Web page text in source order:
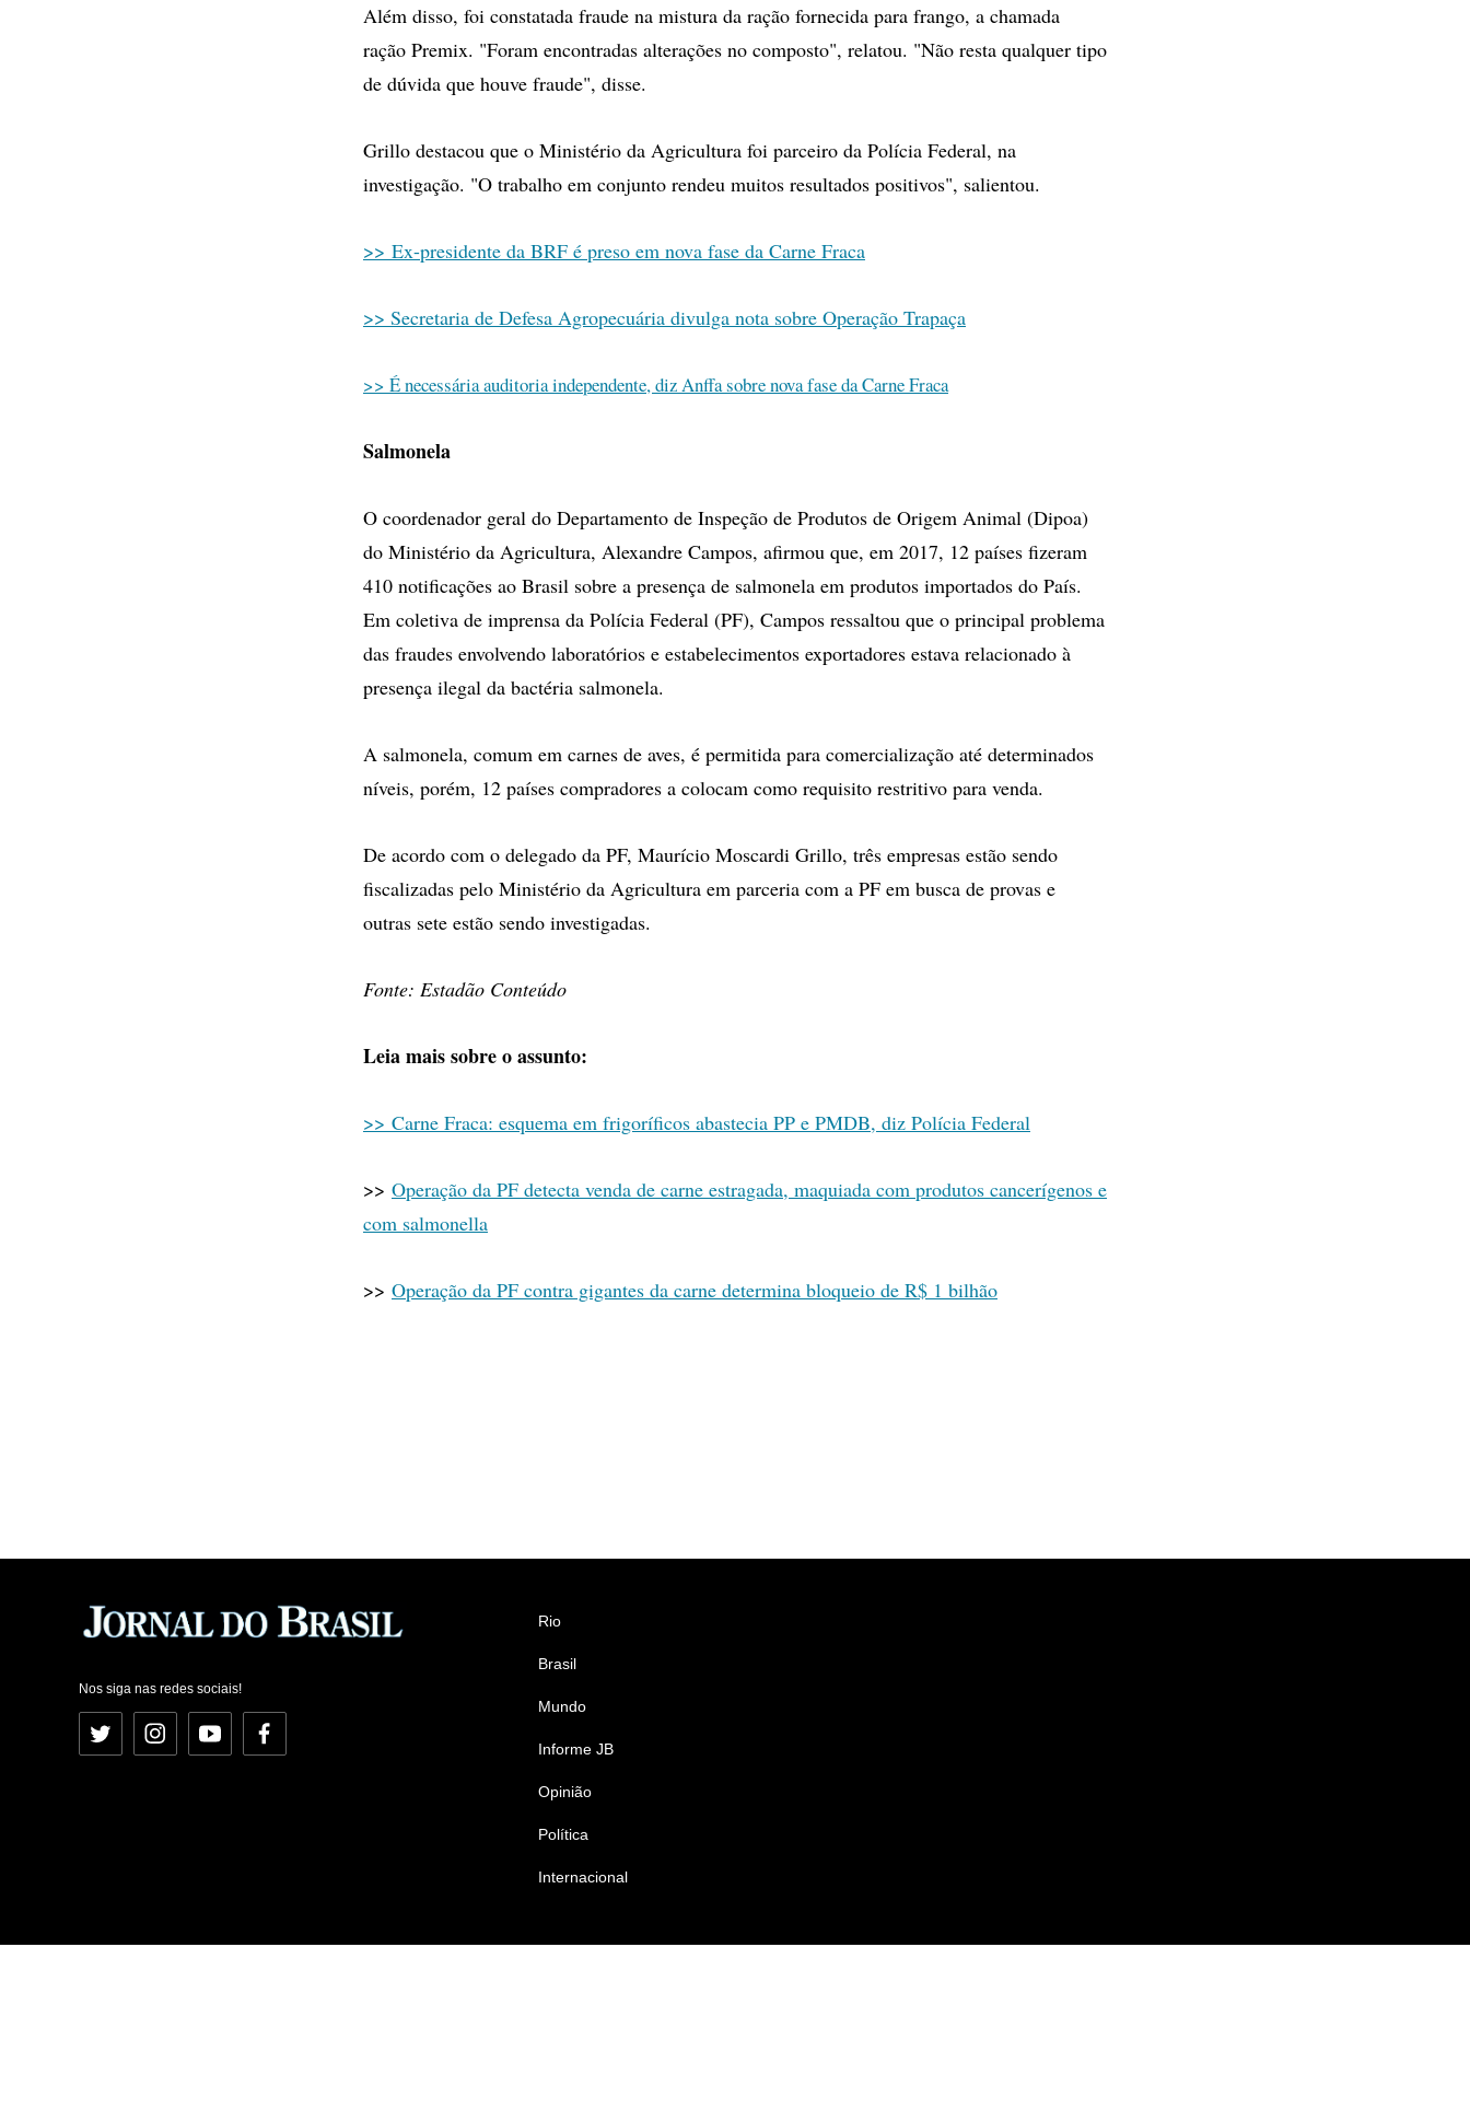
Além disso, foi constatada fraude na mistura da ração fornecida para frango, a chamada
ração Premix. "Foram encontradas alterações no composto", relatou. "Não resta qualquer tipo
de dúvida que houve fraude", disse.
Grillo destacou que o Ministério da Agricultura foi parceiro da Polícia Federal, na
investigação. "O trabalho em conjunto rendeu muitos resultados positivos", salientou.
>> Ex-presidente da BRF é preso em nova fase da Carne Fraca
>> Secretaria de Defesa Agropecuária divulga nota sobre Operação Trapaça
>> É necessária auditoria independente, diz Anffa sobre nova fase da Carne Fraca
Salmonela
O coordenador geral do Departamento de Inspeção de Produtos de Origem Animal (Dipoa)
do Ministério da Agricultura, Alexandre Campos, afirmou que, em 2017, 12 países fizeram
410 notificações ao Brasil sobre a presença de salmonela em produtos importados do País.
Em coletiva de imprensa da Polícia Federal (PF), Campos ressaltou que o principal problema
das fraudes envolvendo laboratórios e estabelecimentos exportadores estava relacionado à
presença ilegal da bactéria salmonela.
A salmonela, comum em carnes de aves, é permitida para comercialização até determinados
níveis, porém, 12 países compradores a colocam como requisito restritivo para venda.
De acordo com o delegado da PF, Maurício Moscardi Grillo, três empresas estão sendo
fiscalizadas pelo Ministério da Agricultura em parceria com a PF em busca de provas e
outras sete estão sendo investigadas.
Fonte: Estadão Conteúdo
Leia mais sobre o assunto:
>> Carne Fraca: esquema em frigoríficos abastecia PP e PMDB, diz Polícia Federal
>> Operação da PF detecta venda de carne estragada, maquiada com produtos cancerígenos e
com salmonella
>> Operação da PF contra gigantes da carne determina bloqueio de R$ 1 bilhão
Nos siga nas redes sociais!
Twitter InstagramYouTubeFacebook
Rio
Brasil
Mundo
Informe JB
Opinião
Política
Internacional